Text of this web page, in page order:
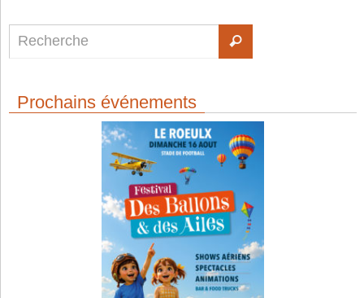
Prochains événements